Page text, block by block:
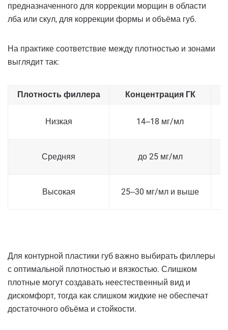
предназначенного для коррекции морщин в области
лба или скул, для коррекции формы и объёма губ.
На практике соответствие между плотностью и зонами
выглядит так:
Плотность филлера Концентрация ГК
Низкая 14‒18 мг/мл
Средняя до 25 мг/мл
Высокая 25‒30 мг/мл и выше
Для контурной пластики губ важно выбирать филлеры
с оптимальной плотностью и вязкостью. Слишком
плотные могут создавать неестественный вид и
дискомфорт, тогда как слишком жидкие не обеспечат
достаточного объёма и стойкости.